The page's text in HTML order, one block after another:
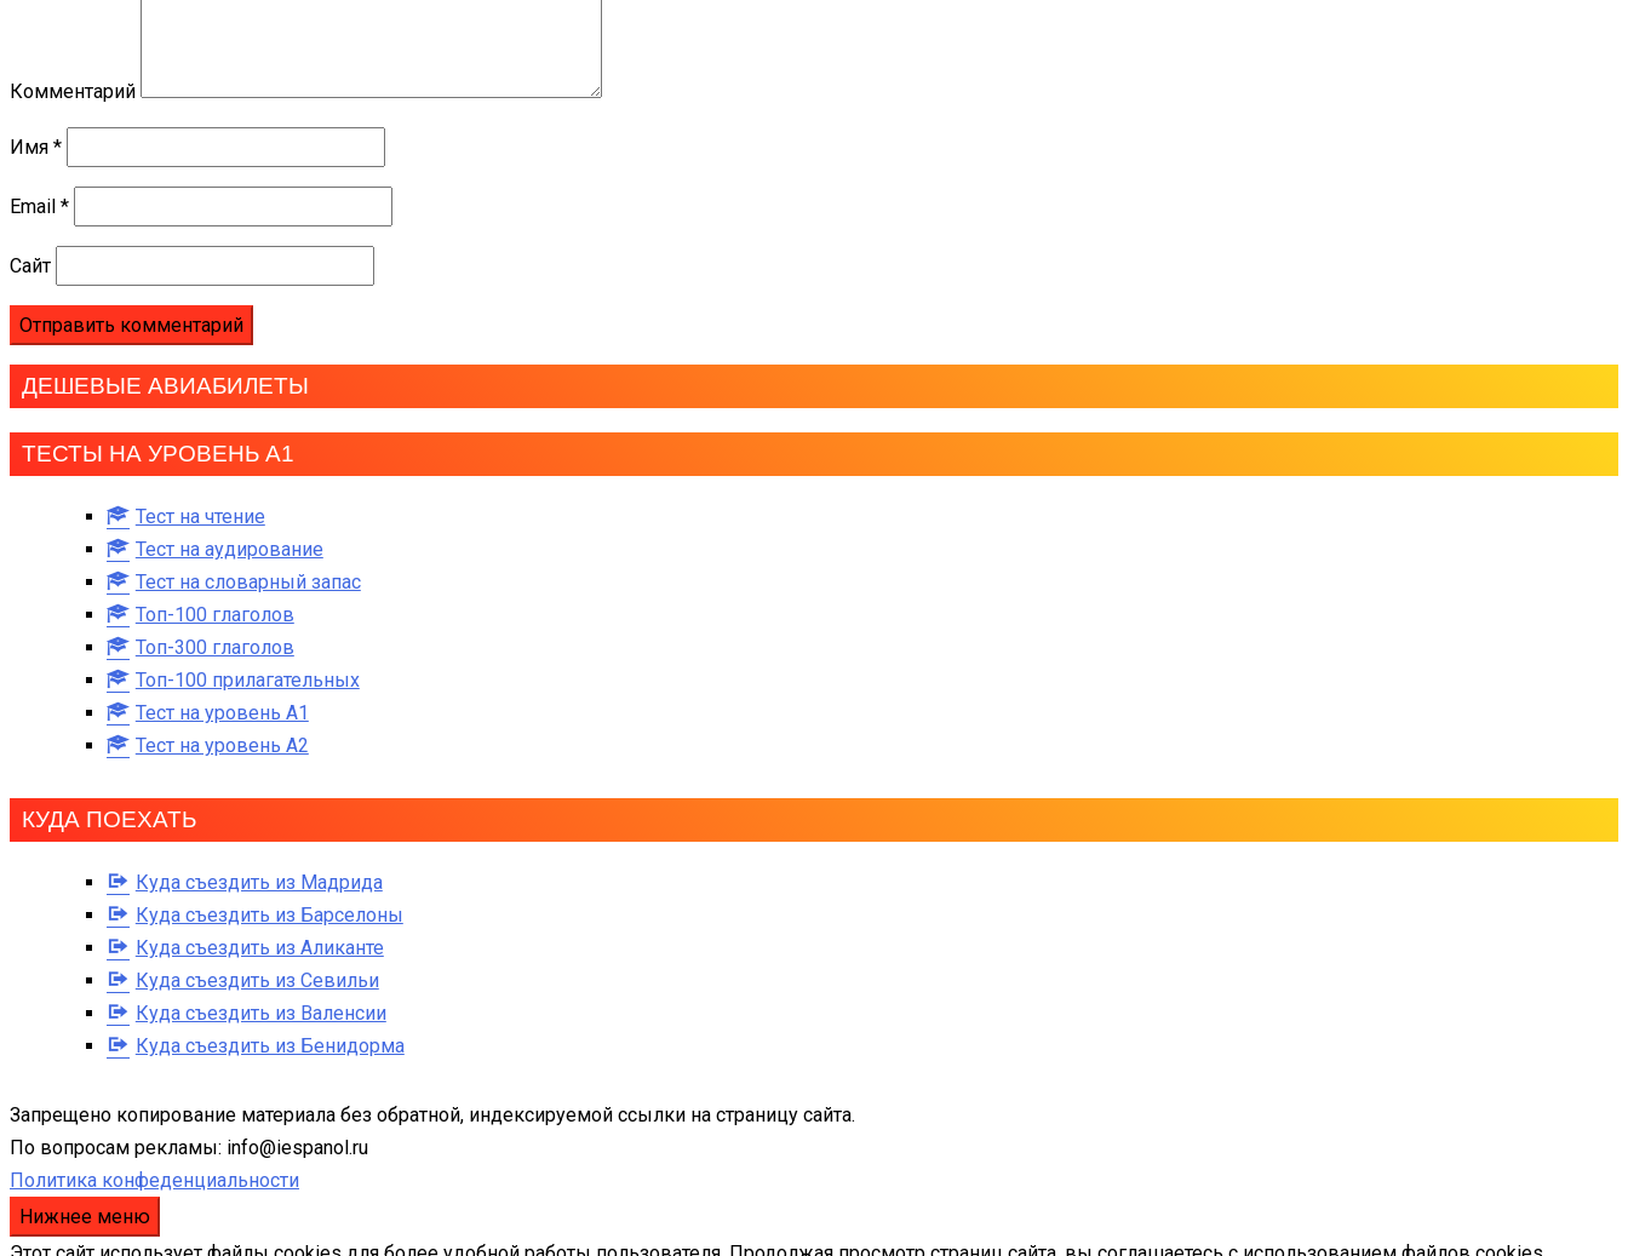
Комментарий
Имя *
Email *
Сайт
ДЕШЕВЫЕ АВИАБИЛЕТЫ
ТЕСТЫ НА УРОВЕНЬ А1
Тест на чтение
Тест на аудирование
Тест на словарный запас
Топ-100 глаголов
Топ-300 глаголов
Топ-100 прилагательных
Тест на уровень A1
Тест на уровень A2
КУДА ПОЕХАТЬ
Куда съездить из Мадрида
Куда съездить из Барселоны
Куда съездить из Аликанте
Куда съездить из Севильи
Куда съездить из Валенсии
Куда съездить из Бенидорма
Запрещено копирование материала без обратной, индексируемой ссылки на страницу сайта.
По вопросам рекламы: info@iespanol.ru
Политика конфеденциальности
Нижнее меню